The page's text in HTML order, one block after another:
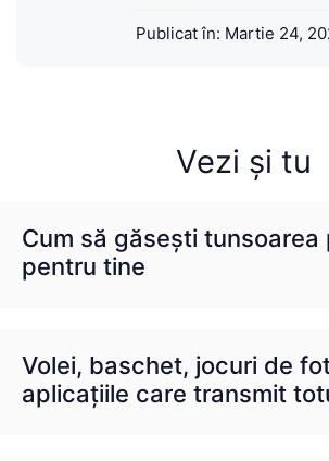
Publicat în: Martie 24,
Vezi și tu
Cum să găsești
pentru tine
Volei, baschet, jocuri de
aplicațiile care transmit